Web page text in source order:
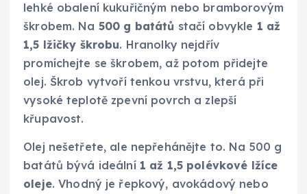
lehké obalení kukuřičným nebo bramborovým
škrobem. Na 500 g batátů stačí obvykle 1 až
1,5 lžičky škrobu. Hranolky nejdřív
promíchejte se škrobem, až potom přidejte
olej. Škrob vytvoří tenkou vrstvu, která při
vysoké teplotě zpevní povrch a zlepší
křupavost.
Olej nešetřete, ale nepřehánějte to. Na 500 g
batátů bývá ideální 1 až 1,5 polévkové lžíce
oleje. Vhodný je řepkový, avokádový nebo